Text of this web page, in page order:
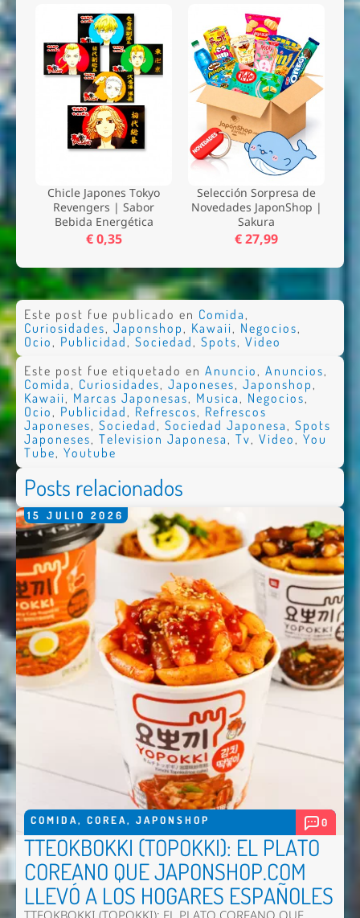
Chicle Japones Tokyo
Revengers | Sabor
Bebida Energética
€ 0,35
Selección Sorpresa de
Novedades JaponShop |
Sakura
€ 27,99
Este post fue publicado en Comida ,
Curiosidades, Japonshop , Kawaii, Negocios,
Ocio , Publicidad , Sociedad , Spots, Video
Este post fue etiquetado en Anuncio, Anuncios,
Comida, Curiosidades, Japoneses, Japonshop,
Kawaii, Marcas Japonesas, Musica, Negocios,
Ocio, Publicidad, Refrescos, Refrescos
Japoneses, Sociedad, Sociedad Japonesa, Spots
Japoneses, Television Japonesa, Tv, Video, You
Tube, Youtube
Posts relacionados
15 JULIO 2026
COMIDA, COREA, JAPONSHOP 0
TTEOKBOKKI (TOPOKKI): EL PLATO
COREANO QUE JAPONSHOP.COM
LLEVÓ A LOS HOGARES ESPAÑOLES